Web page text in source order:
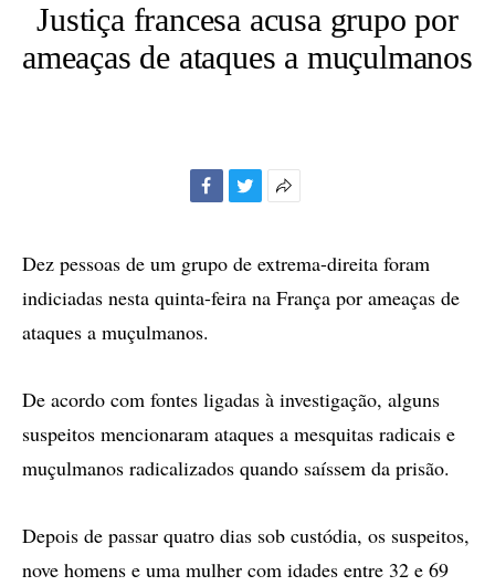
Justiça francesa acusa grupo por
ameaças de ataques a muçulmanos
compartilhamento
Dez pessoas de um grupo de extrema-direita foram
indiciadas nesta quinta-feira na França por ameaças de
ataques a muçulmanos.
De acordo com fontes ligadas à investigação, alguns
suspeitos mencionaram ataques a mesquitas radicais e
muçulmanos radicalizados quando saíssem da prisão.
Depois de passar quatro dias sob custódia, os suspeitos,
nove homens e uma mulher com idades entre 32 e 69